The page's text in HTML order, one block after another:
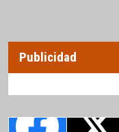
Publicidad